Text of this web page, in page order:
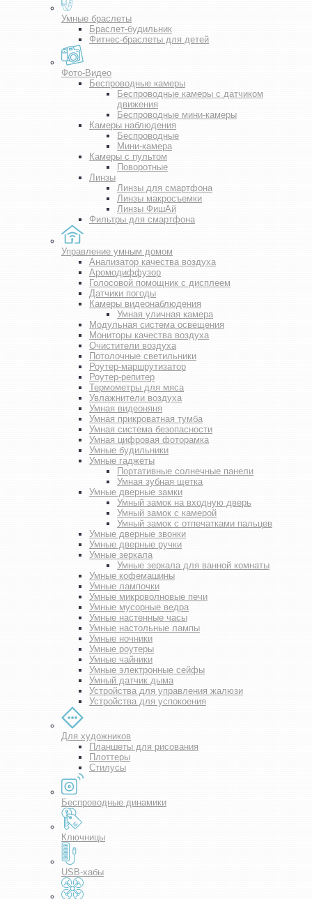
Умные браслеты
Браслет-будильник
Фитнес-браслеты для детей
Фото-Видео
Беспроводные камеры
Беспроводные камеры с датчиком
движения
Беспроводные мини-камеры
Камеры наблюдения
Беспроводные
Мини-камера
Камеры с пультом
Поворотные
Линзы
Линзы для смартфона
Линзы макросъемки
Линзы ФишАй
Фильтры для смартфона
Управление умным домом
Анализатор качества воздуха
Аромодиффузор
Голосовой помощник с дисплеем
Датчики погоды
Камеры видеонаблюдения
Умная уличная камера
Модульная система освещения
Мониторы качества воздуха
Очистители воздуха
Потолочные светильники
Роутер-маршрутизатор
Роутер-репитер
Термометры для мяса
Увлажнители воздуха
Умная видеоняня
Умная прикроватная тумба
Умная система безопасности
Умная цифровая фоторамка
Умные будильники
Умные гаджеты
Портативные солнечные панели
Умная зубная щетка
Умные дверные замки
Умный замок на входную дверь
Умный замок с камерой
Умный замок с отпечатками пальцев
Умные дверные звонки
Умные дверные ручки
Умные зеркала
Умные зеркала для ванной комнаты
Умные кофемашины
Умные лампочки
Умные микроволновые печи
Умные мусорные ведра
Умные настенные часы
Умные настольные лампы
Умные ночники
Умные роутеры
Умные чайники
Умные электронные сейфы
Умный датчик дыма
Устройства для управления жалюзи
Устройства для успокоения
Для художников
Планшеты для рисования
Плоттеры
Стилусы
Беспроводные динамики
Ключницы
USB-хабы